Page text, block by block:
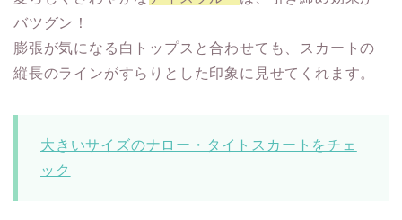
バツグン！
膨張が気になる白トップスと合わせても、スカートの
縦長のラインがすらりとした印象に見せてくれます。
大きいサイズのナロー・タイトスカートをチェ
ック